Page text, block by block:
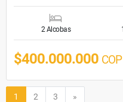
2 Alcobas
$400.000.000 COP
1 2 3 »